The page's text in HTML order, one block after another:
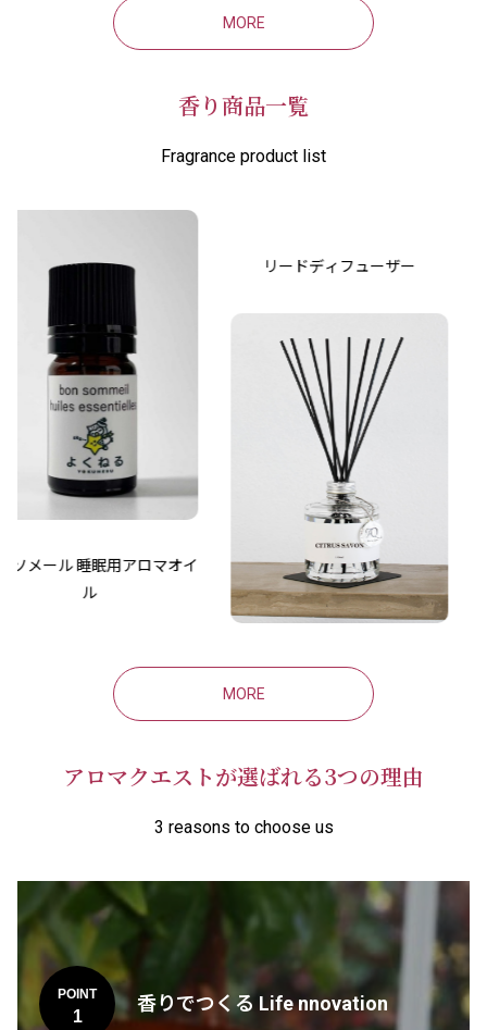
MORE
香り商品一覧
Fragrance product list
ール 睡眠用アロマオイ
リードディフューザー
MORE
アロマクエストが選ばれる3つの理由
3 reasons to choose us
POINT
1
香りでつくる Life nnovation